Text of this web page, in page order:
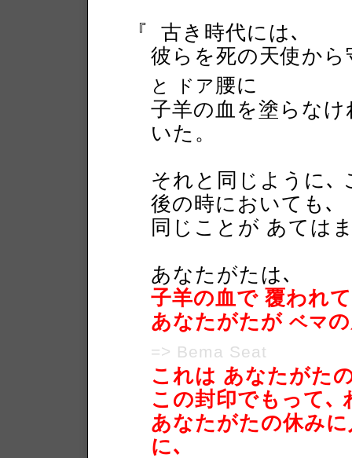
『
古き時代には､
彼らを死の天使か
と ドア腰に
子羊の血を塗らな
いた。
それと同じように､
後の時においても､
同じことが あては
あなたがたは､
子羊の血で 覆われ
あなたがたが ベマ
=> Bema Seat
これは あなたがた
この封印でもって､
あなたがたの休み
に､